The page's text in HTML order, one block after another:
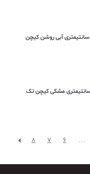
سینی پلی پروپیلن ۴۵x۳۵ سانتیمتری آبی روشن کیچن
…
6
7
8